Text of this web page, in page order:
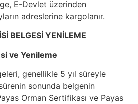
E-Devlet üzerinden
adreslerine kargolanır.
BELGESİ YENİLEME
ve Yenileme
genellikle 5 yıl süreyle
sonunda belgenin
Orman Sertifikası ve Payas